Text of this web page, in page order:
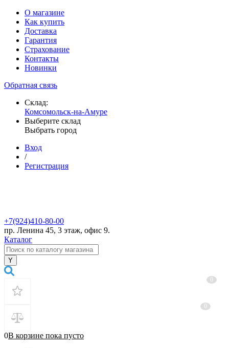
О магазине
Как купить
Доставка
Гарантия
Страхование
Контакты
Новинки
Обратная связь
Склад:
Комсомольск-на-Амуре
Выберите склад
Выбрать город
Вход
/
Регистрация
+7(924)410-80-00
пр. Ленина 45, 3 этаж, офис 9.
Каталог
0В корзине пока пусто